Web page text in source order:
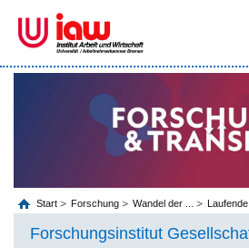
Start Forschung Wandel der ...
Forschungsinstitut